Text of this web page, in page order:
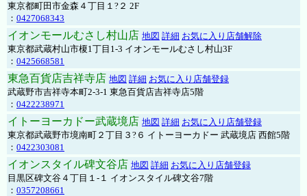
東京都町田市金森４丁目１?２ 2F
： 0427068343
イオンモールむさし村山店 地図 詳細 お気に入り店舗解除
東京都武蔵村山市榎1丁目1-3 イオンモールむさし村山3F
： 0425668581
東急百貨店吉祥寺店 地図 詳細 お気に入り店舗登録
武蔵野市吉祥寺本町2-3-1 東急百貨店吉祥寺店5階
： 0422238971
イトーヨーカドー武蔵境店 地図 詳細 お気に入り店舗登録
東京都武蔵野市境南町２丁目３?６ イトーヨーカドー 武蔵境店 西館5階
： 0422303081
イオンスタイル碑文谷店 地図 詳細 お気に入り店舗登録
目黒区碑文谷４丁目１-１ イオンスタイル碑文谷7階
： 0357208661